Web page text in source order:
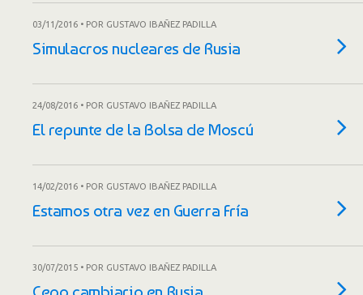
03/11/2016 • POR GUSTAVO IBAÑEZ PADILLA
Simulacros nucleares de Rusia
24/08/2016 • POR GUSTAVO IBAÑEZ PADILLA
El repunte de la Bolsa de Moscú
14/02/2016 • POR GUSTAVO IBAÑEZ PADILLA
Estamos otra vez en Guerra Fría
30/07/2015 • POR GUSTAVO IBAÑEZ PADILLA